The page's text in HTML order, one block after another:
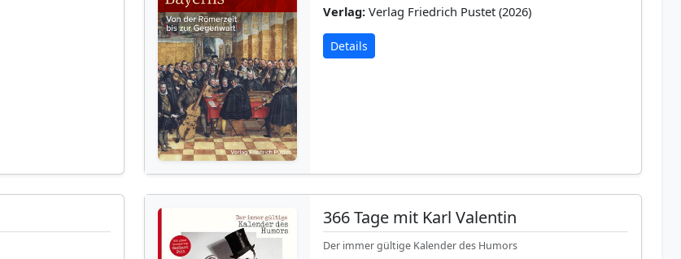
Verlag: Verlag Friedrich Pustet (2026)
Details
366 Tage mit Karl Valentin
Der immer gültige Kalender des Humors